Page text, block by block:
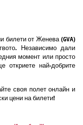
билети от Женева (GVA)
Независимо дали
момент или просто
откриете най-добрите
своя полет онлайн и
цени на билети!